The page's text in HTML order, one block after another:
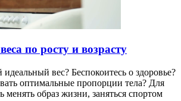
по росту и возрасту
вес? Беспокоитесь о здоровье?
оптимальные пропорции тела? Для
менять образ жизни, заняться спортом